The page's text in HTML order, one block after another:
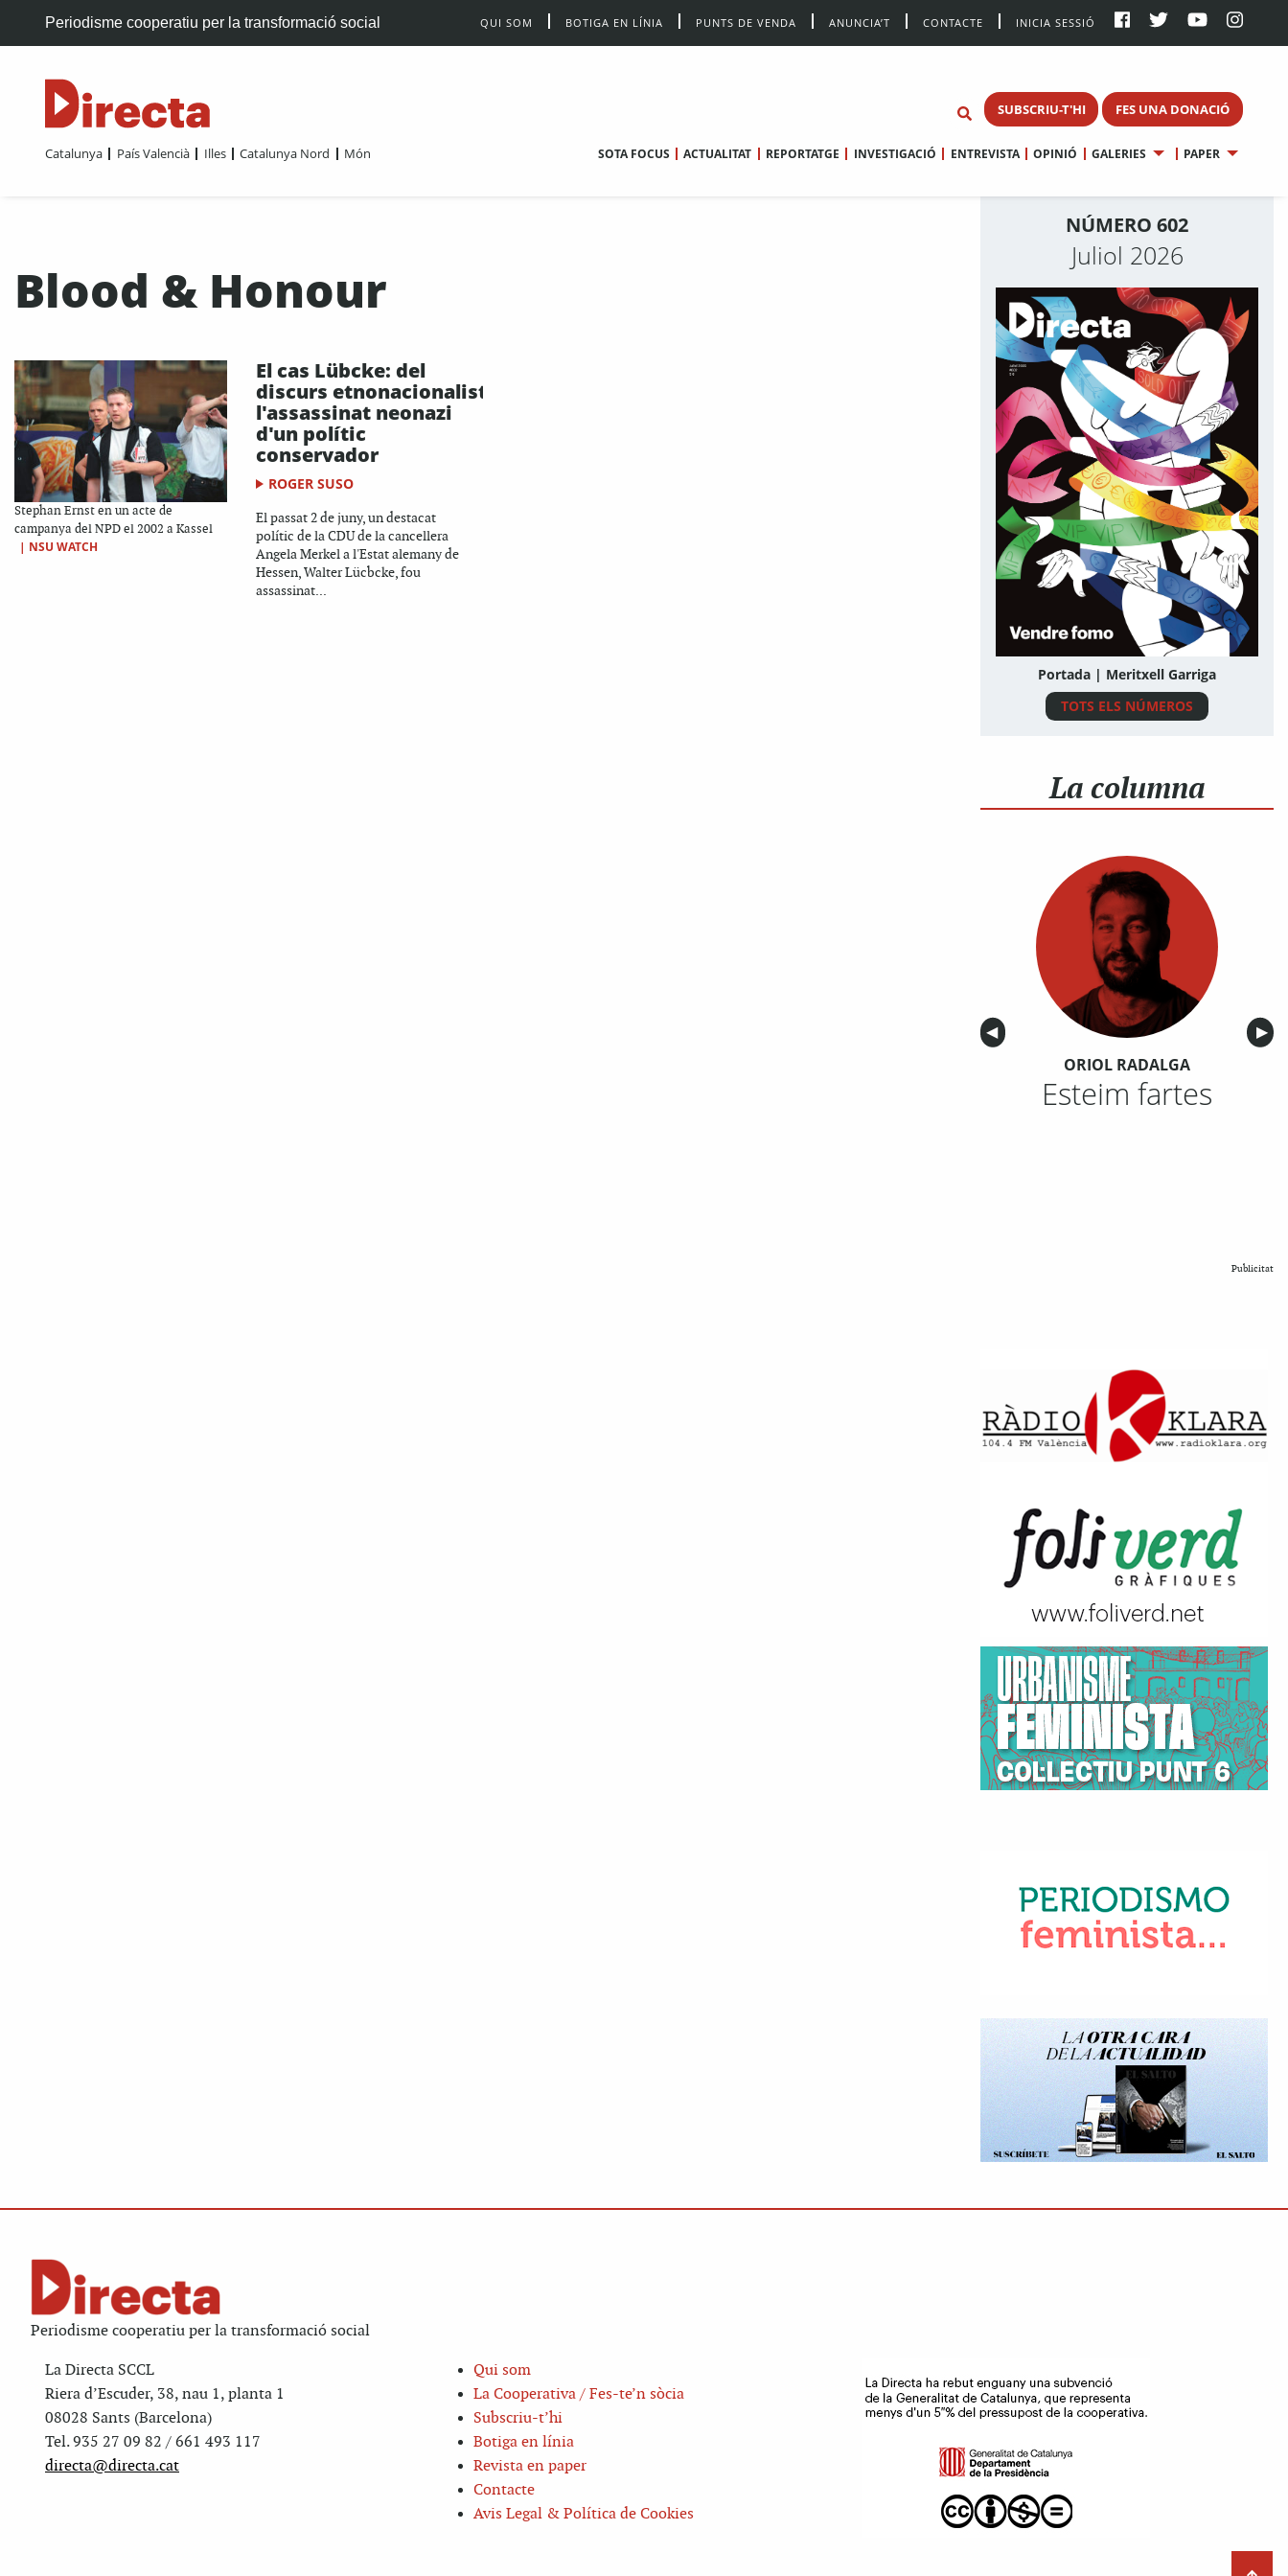
Periodisme cooperatiu per la transformació social QUI SOM BOTIGA EN LÍNIA PUNTS DE VENDA ANUNCIA’T CONTACTE INICIA SESSIÓ
SUBSCRIU-T'HI FES UNA DONACIÓ
Catalunya País Valencià Illes Catalunya Nord Món SOTA FOCUS ACTUALITAT REPORTATGE INVESTIGACIÓ ENTREVISTA OPINIÓ GALERIES PAPER
Blood & Honour
Stephan Ernst en un acte de
campanya del NPD el 2002 a Kassel
| NSU WATCH
El cas Lübcke: del
discurs etnonacionalista a
l'assassinat neonazi
d'un polític
conservador
ROGER SUSO
El passat 2 de juny, un destacat
polític de la CDU de la cancellera
Angela Merkel a l'Estat alemany de
Hessen, Walter Lücbcke, fou
assassinat...
NÚMERO 602
Juliol 2026
Portada | Meritxell Garriga
TOTS ELS NÚMEROS
La columna
Anterior
◀︎ ▶︎
ORIOL RADALGA
Esteim fartes
Publicitat
Periodisme cooperatiu per la transformació social
La Directa SCCL
Riera d’Escuder, 38, nau 1, planta 1
08028 Sants (Barcelona)
Tel. 935 27 09 82 / 661 493 117
directa@directa.cat
Qui som
La Cooperativa / Fes-te’n sòcia
Subscriu-t’hi
Botiga en línia
Revista en paper
Contacte
Avis Legal & Política de Cookies